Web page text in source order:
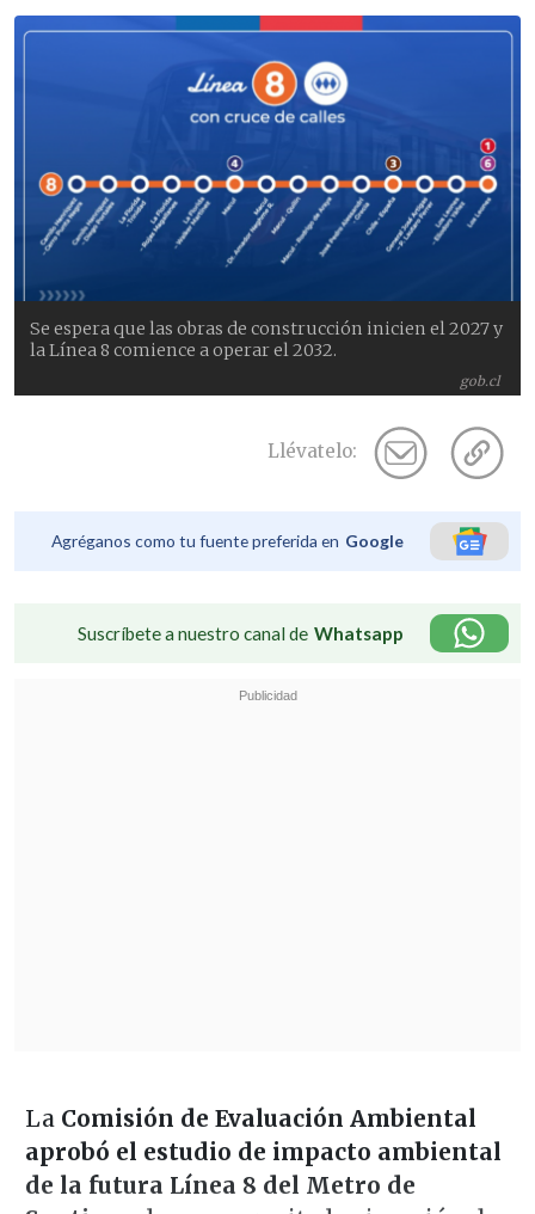
gob.cl
Se espera que las obras de construcción inicien el 2027 y
la Línea 8 comience a operar el 2032.
Llévatelo:
Agréganos como tu fuente preferida en Google
Suscríbete a nuestro canal de Whatsapp
La Comisión de Evaluación Ambiental
aprobó el estudio de impacto ambiental
de la futura Línea 8 del Metro de